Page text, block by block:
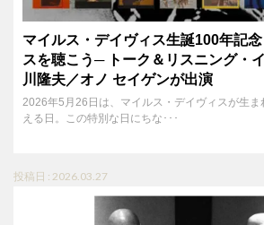
マイルス・デイヴィス生誕100年記
スを聴こう─ トーク＆リスニング・
川隆夫／オノ セイゲンが出演
2026年5月26日は、マイルス・デイヴィスが生
える日。この特別な日にちな･･･
投稿日 : 2026.03.27